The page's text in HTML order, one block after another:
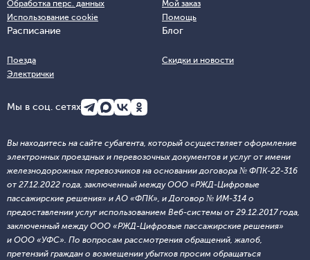
Обработка перс. данных
Использование cookie
Мой заказ
Помощь
Расписание
Поезда
Электрички
Блог
Скидки и новости
Мы в соц. сетях
Вы находитесь на сайте субагента, который осуществляет оформление
электронных проездных и перевозочных документов и услуг от имени
железнодорожных перевозчиков на основании договора № ФПК-22-316
от 27.12.2022 года, заключенный между ООО «РЖД-Цифровые
пассажирские решения» и АО «ФПК», и Договор № ИМ-314 о
предоставлении услуг использованием Веб-системы от 29.12.2017 года,
заключенный между ООО «РЖД-Цифровые пассажирские решения»
и ООО «УФС». По вопросам рассмотрения обращений, жалоб,
претензий граждан о возмещении убытков просим обращаться